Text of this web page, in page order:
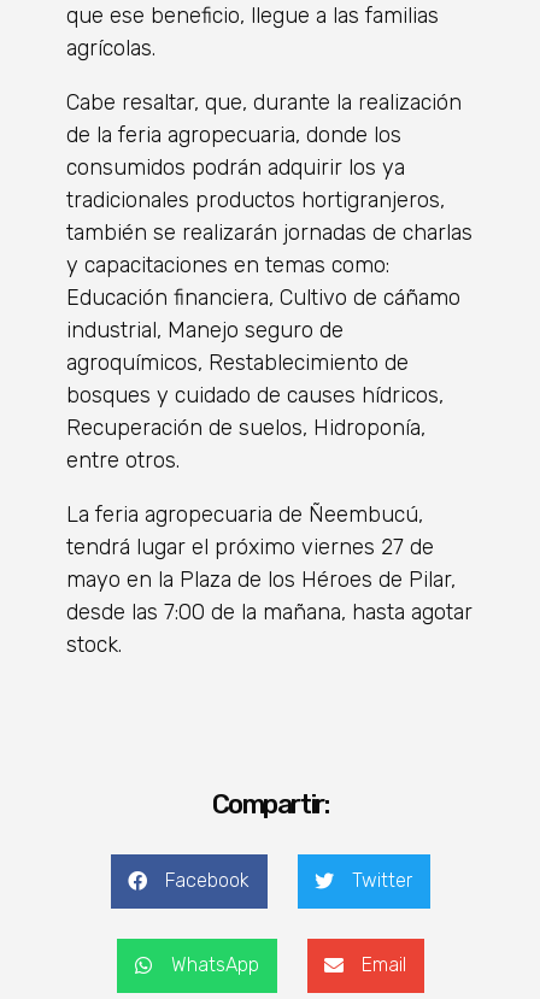
que ese beneficio, llegue a las familias
agrícolas.
Cabe resaltar, que, durante la realización
de la feria agropecuaria, donde los
consumidos podrán adquirir los ya
tradicionales productos hortigranjeros,
también se realizarán jornadas de charlas
y capacitaciones en temas como:
Educación financiera, Cultivo de cáñamo
industrial, Manejo seguro de
agroquímicos, Restablecimiento de
bosques y cuidado de causes hídricos,
Recuperación de suelos, Hidroponía,
entre otros.
La feria agropecuaria de Ñeembucú,
tendrá lugar el próximo viernes 27 de
mayo en la Plaza de los Héroes de Pilar,
desde las 7:00 de la mañana, hasta agotar
stock.
Compartir:
Facebook Twitter
WhatsApp Email